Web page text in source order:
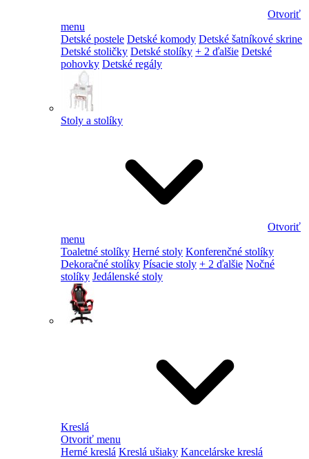
Otvoriť
menu
Detské postele Detské komody Detské šatníkové skrine
Detské stoličky Detské stolíky + 2 ďalšie Detské
pohovky Detské regály
Stoly a stolíky
Otvoriť
menu
Toaletné stolíky Herné stoly Konferenčné stolíky
Dekoračné stolíky Písacie stoly + 2 ďalšie Nočné
stolíky Jedálenské stoly
Kreslá
Otvoriť menu
Herné kreslá Kreslá ušiaky Kancelárske kreslá